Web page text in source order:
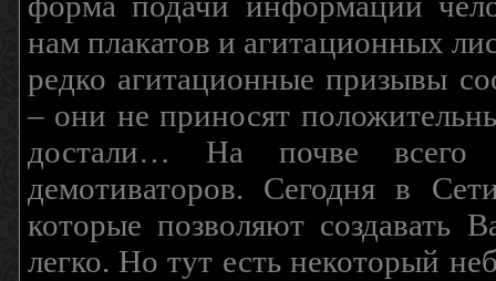
нам плакатов и агитационных
редко агитационные призывы
– они не приносят
достали… На почве всего
демотиваторов. Сегодня в
которые позволяют создавать
легко. Но тут есть некоторый